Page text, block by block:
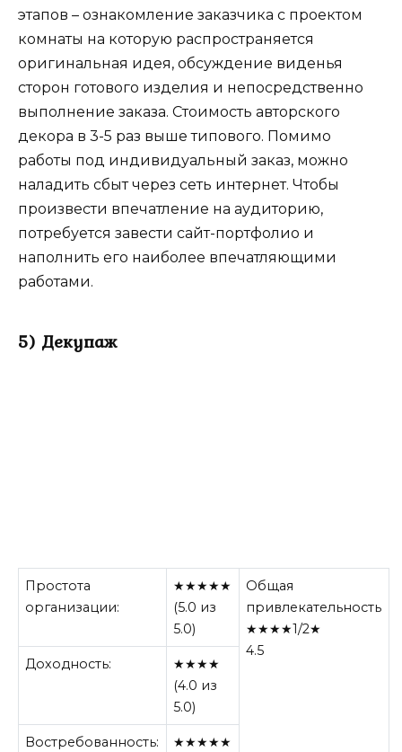
этапов – ознакомление заказчика с проектом
комнаты на которую распространяется
оригинальная идея, обсуждение виденья
сторон готового изделия и непосредственно
выполнение заказа. Стоимость авторского
декора в 3-5 раз выше типового. Помимо
работы под индивидуальный заказ, можно
наладить сбыт через сеть интернет. Чтобы
произвести впечатление на аудиторию,
потребуется завести сайт-портфолио и
наполнить его наиболее впечатляющими
работами.
5) Декупаж
Простота
организации:
★★★★★
(5.0 из
5.0)
Общая
привлекательность
★★★★1/2★
4.5
Доходность:
★★★★
(4.0 из
5.0)
Востребованность:
★★★★★